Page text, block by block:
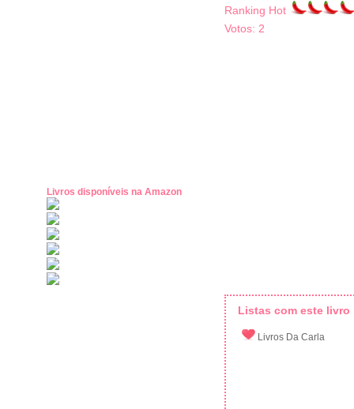
Livros disponíveis na Amazon
Ranking Hot
Votos: 2
Listas com este livro
Livros Da Carla